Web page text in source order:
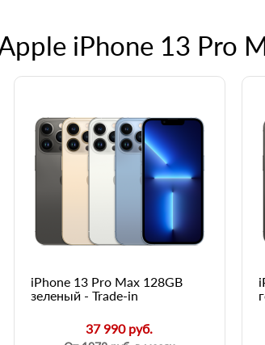
iPhone 13 Pro
iPhone 13 Pro Max 128GB
зеленый - Trade-in
37 990 руб.